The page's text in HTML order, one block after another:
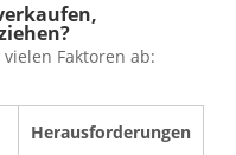
Faktoren ab:
Herausforderungen